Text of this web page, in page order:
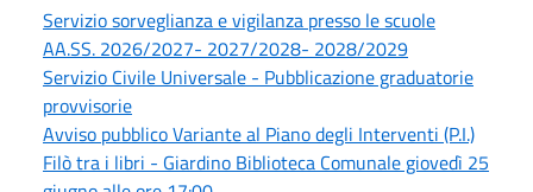
Servizio sorveglianza e vigilanza presso le scuole
AA.SS. 2026/2027- 2027/2028- 2028/2029
Servizio Civile Universale - Pubblicazione graduatorie
provvisorie
Avviso pubblico Variante al Piano degli Interventi (P.I.)
Filò tra i libri - Giardino Biblioteca Comunale giovedì 25